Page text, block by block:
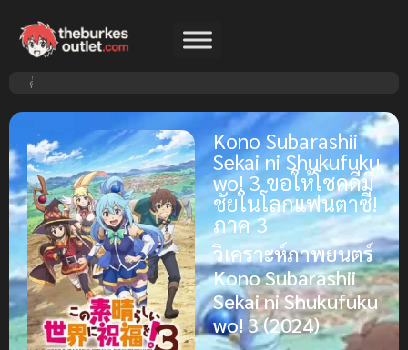
Kono Subarashii
Sekai ni Shukufuku
wo! 3 ขอให้โชคดีมี
ชัยในโลกแฟนตาซี!
ภาค 3
วิเคราะห์ภาพยนตร์
Kono Subarashii
Sekai ni Shukufuku
wo! 3 (2024)